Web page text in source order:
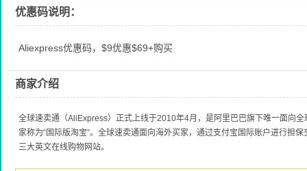
优惠码说明：
Aliexpress优惠码，$9优惠$69+购买
商家介绍
全球速卖通（AliExpress）正式上线于2010年4月，是阿里巴巴旗下唯一面向
家称为“国际版淘宝”。全球速卖通面向海外买家，通过支付宝国际账户进行担
三大英文在线购物网站。